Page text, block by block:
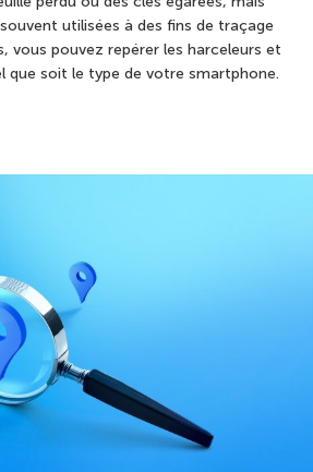
utilisées à des fins de traçage
vous pouvez repérer les harceleurs et
que soit le type de votre smartphone.